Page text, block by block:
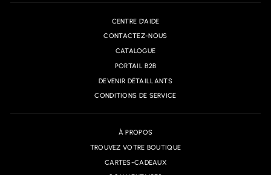
CENTRE D'AIDE
CONTACTEZ-NOUS
CATALOGUE
PORTAIL B2B
DEVENIR DÉTAILLANTS
CONDITIONS DE SERVICE
À PROPOS
TROUVEZ VOTRE BOUTIQUE
CARTES-CADEAUX